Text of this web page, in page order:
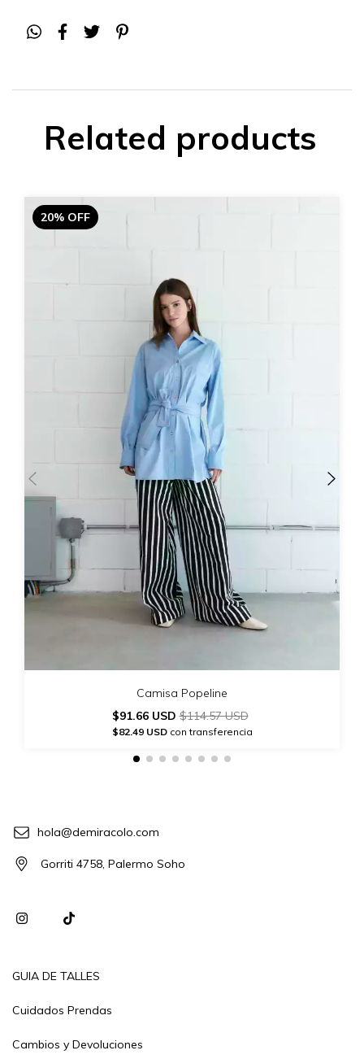
Related products
20% OFF
Camisa Popeline
$91.66 USD$114.57 USD
$82.49 USDcon transferencia
hola@demiracolo.com
Gorriti 4758, Palermo Soho
GUIA DE TALLES
Cuidados Prendas
Cambios y Devoluciones